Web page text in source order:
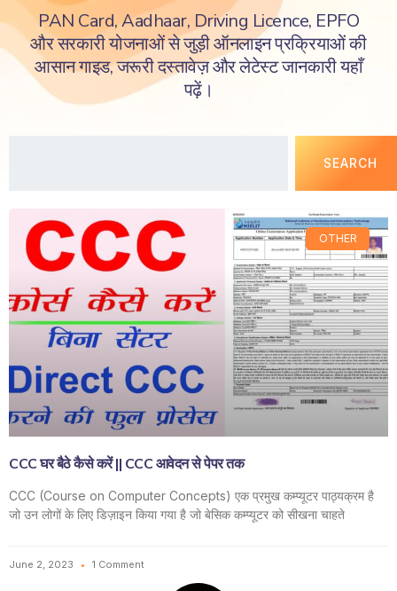
PAN Card, Aadhaar, Driving Licence, EPFO
और सरकारी योजनाओं से जुड़ी ऑनलाइन प्रक्रियाओं की
आसान गाइड, जरूरी दस्तावेज़ और लेटेस्ट जानकारी यहाँ
पढ़ें।
SEARCH
OTHER
CCC घर बैठे कैसे करें || CCC आवेदन से पेपर तक
CCC (Course on Computer Concepts) एक प्रमुख कम्प्यूटर पाठ्यक्रम है
जो उन लोगों के लिए डिज़ाइन किया गया है जो बेसिक कम्प्यूटर को सीखना चाहते
June 2, 2023 1 Comment